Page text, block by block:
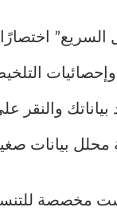
السريع”
وإحصائيات
والنقر
محلل بيانات
مخصصة